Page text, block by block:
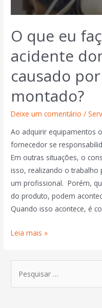
O que eu
acidente
causado
montado?
Deixe um comentário /
Ao adquirir equipamentos
fornecedor se
Em outras situações, o
isso, realizando o trabalho
um profissional. Porém,
do produto, podem
Quando isso acontece, é
Leia mais »